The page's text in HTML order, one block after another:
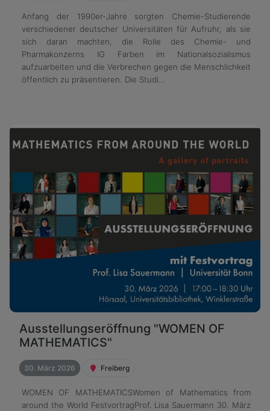
Anfang der 1990er-Jahre sorgten Chemie-Studierende
verschiedener deutscher Universitäten für Aufruhr, als sie
sich daran machten, die Rolle des Chemie- und
Pharmakonzerns IG Farben im Nationalsozialismus
aufzuarbeiten und die Verbrechen gegen die Menschlichkeit
öffentlich zu präsentieren. Die Studi…
Ausstellungseröffnung "WOMEN OF
MATHEMATICS"
30. März 2026 Freiberg
WOMEN OF MATHEMATICSWomen of Mathematics from
around the World FestvortragProf. Lisa Sauermann 30. März